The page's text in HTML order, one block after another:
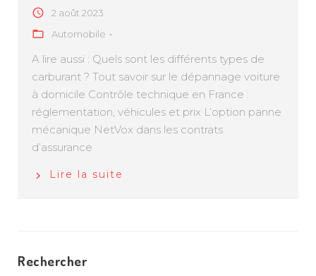
2 août 2023
Automobile
A lire aussi : Quels sont les différents types de
carburant ? Tout savoir sur le dépannage voiture
à domicile Contrôle technique en France :
réglementation, véhicules et prix L’option panne
mécanique NetVox dans les contrats
d’assurance
Lire la suite
Rechercher